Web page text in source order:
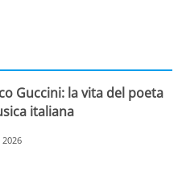
Guccini: la vita del poeta
italiana